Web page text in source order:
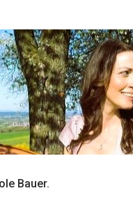
Bauer.